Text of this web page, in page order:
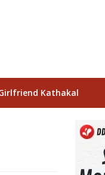
Kathakal